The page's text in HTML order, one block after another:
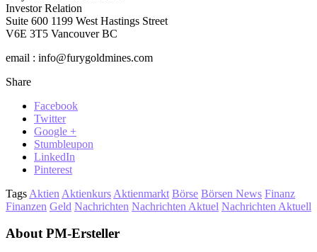
Investor Relation
Suite 600 1199 West Hastings Street
V6E 3T5 Vancouver BC
email : info@furygoldmines.com
Share
Facebook
Twitter
Google +
Stumbleupon
LinkedIn
Pinterest
Tags Aktien Aktienkurs Aktienmarkt Börse Börsen News Finanz
Finanzen Geld Nachrichten Nachrichten Aktuel Nachrichten Aktuell
About PM-Ersteller